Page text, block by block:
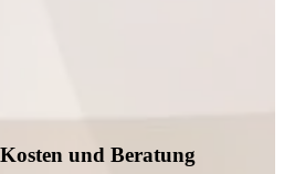
und Beratung